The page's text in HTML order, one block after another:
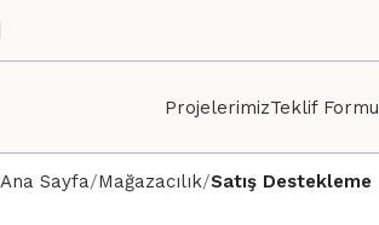
ProjelerimizTeklif Formu
Ana Sayfa Mağazacılık Satış Destekleme